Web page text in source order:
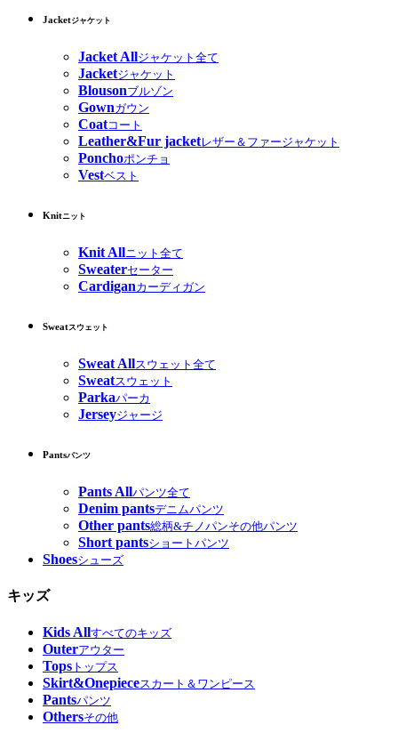
Jacketジャケット
Jacket Allジャケット全て
Jacketジャケット
Blousonブルゾン
Gownガウン
Coatコート
Leather&Fur jacketレザー＆ファージャケット
Ponchoポンチョ
Vestベスト
Knitニット
Knit Allニット全て
Sweaterセーター
Cardiganカーディガン
Sweatスウェット
Sweat Allスウェット全て
Sweatスウェット
Parkaパーカ
Jerseyジャージ
Pantsパンツ
Pants Allパンツ全て
Denim pantsデニムパンツ
Other pants総柄&チノパンその他パンツ
Short pantsショートパンツ
Shoesシューズ
キッズ
Kids Allすべてのキッズ
Outerアウター
Tops トップス
Skirt&Onepieceスカート＆ワンピース
Pantsパンツ
Othersその他